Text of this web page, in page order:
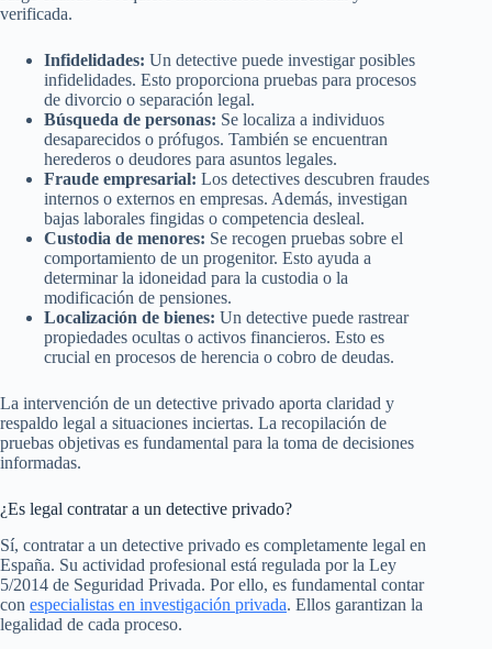
verificada.
Infidelidades: Un detective puede investigar posibles
infidelidades. Esto proporciona pruebas para procesos
de divorcio o separación legal.
Búsqueda de personas: Se localiza a individuos
desaparecidos o prófugos. También se encuentran
herederos o deudores para asuntos legales.
Fraude empresarial: Los detectives descubren fraudes
internos o externos en empresas. Además, investigan
bajas laborales fingidas o competencia desleal.
Custodia de menores: Se recogen pruebas sobre el
comportamiento de un progenitor. Esto ayuda a
determinar la idoneidad para la custodia o la
modificación de pensiones.
Localización de bienes: Un detective puede rastrear
propiedades ocultas o activos financieros. Esto es
crucial en procesos de herencia o cobro de deudas.
La intervención de un detective privado aporta claridad y
respaldo legal a situaciones inciertas. La recopilación de
pruebas objetivas es fundamental para la toma de decisiones
informadas.
¿Es legal contratar a un detective privado?
Sí, contratar a un detective privado es completamente legal en
España. Su actividad profesional está regulada por la Ley
5/2014 de Seguridad Privada. Por ello, es fundamental contar
con especialistas en investigación privada. Ellos garantizan la
legalidad de cada proceso.